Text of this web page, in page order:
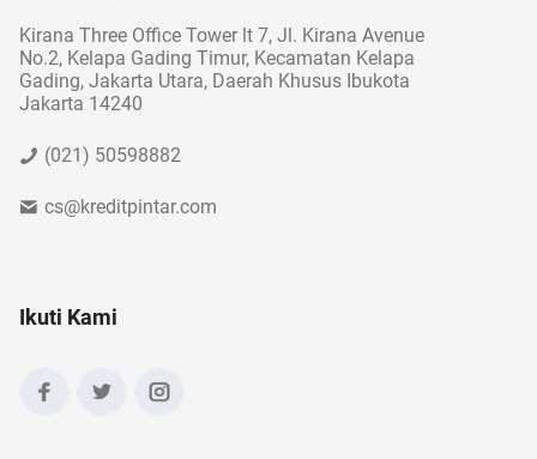
Kirana Three Office Tower lt 7, Jl. Kirana Avenue
No.2, Kelapa Gading Timur, Kecamatan Kelapa
Gading, Jakarta Utara, Daerah Khusus Ibukota
Jakarta 14240
(021) 50598882
cs@kreditpintar.com
Ikuti Kami